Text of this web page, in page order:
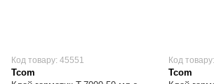
Код товару: 45551
Tcom
Код
Tcom